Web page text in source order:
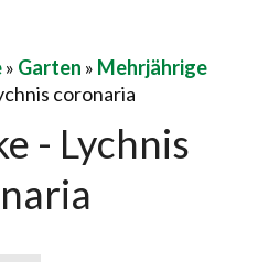
» Garten » Mehrjährige
coronaria
- Lychnis